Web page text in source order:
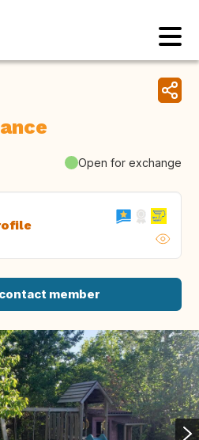
Open for exchange
member